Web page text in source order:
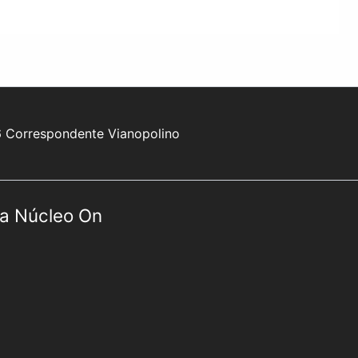
Vianopolino
Núcleo On